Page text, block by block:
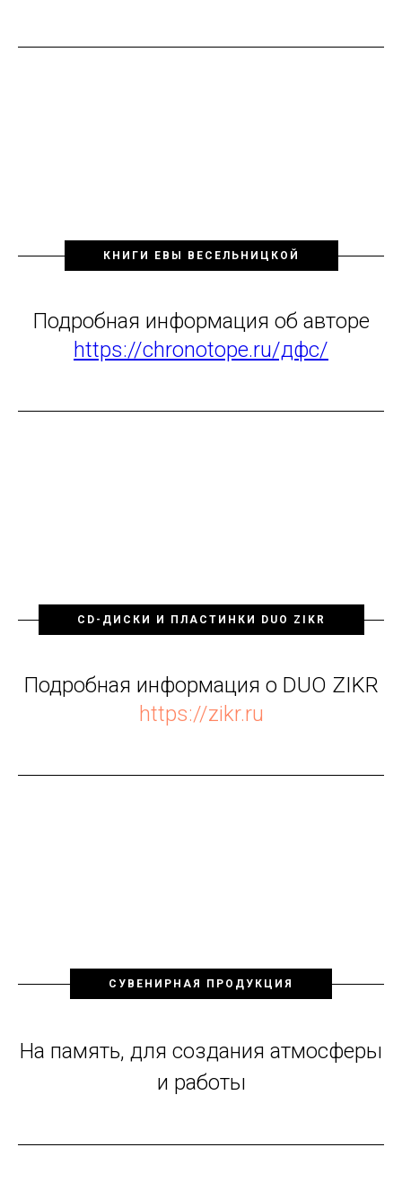
КНИГИ ЕВЫ ВЕСЕЛЬНИЦКОЙ
Подробная информация об авторе
https://chronotope.ru/дфс/
CD-ДИСКИ И ПЛАСТИНКИ DUO ZIKR
Подробная информация о DUO ZIKR
https://zikr.ru
СУВЕНИРНАЯ ПРОДУКЦИЯ
На память, для создания атмосферы
и работы